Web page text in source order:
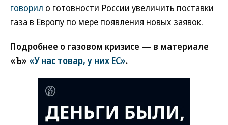
говорил о готовности России увеличить поставки
газа в Европу по мере появления новых заявок.
Подробнее о газовом кризисе — в материале
«Ъ» «У нас товар, у них ЕС».